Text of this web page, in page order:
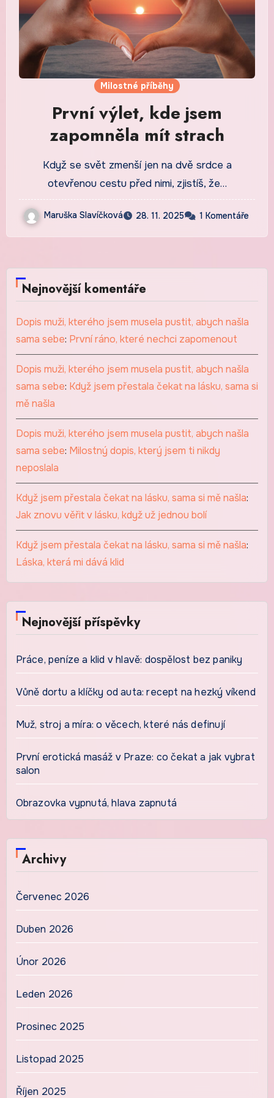
Milostné příběhy
První výlet, kde jsem
zapomněla mít strach
Když se svět zmenší jen na dvě srdce a
otevřenou cestu před nimi, zjistíš, že…
Maruška Slavíčková 28. 11. 2025 1 Komentáře
Nejnovější komentáře
Dopis muži, kterého jsem musela pustit, abych našla
sama sebe: První ráno, které nechci zapomenout
Dopis muži, kterého jsem musela pustit, abych našla
sama sebe: Když jsem přestala čekat na lásku, sama si
mě našla
Dopis muži, kterého jsem musela pustit, abych našla
sama sebe: Milostný dopis, který jsem ti nikdy
neposlala
Když jsem přestala čekat na lásku, sama si mě našla:
Jak znovu věřit v lásku, když už jednou bolí
Když jsem přestala čekat na lásku, sama si mě našla:
Láska, která mi dává klid
Nejnovější příspěvky
Práce, peníze a klid v hlavě: dospělost bez paniky
Vůně dortu a klíčky od auta: recept na hezký víkend
Muž, stroj a míra: o věcech, které nás definují
První erotická masáž v Praze: co čekat a jak vybrat
salon
Obrazovka vypnutá, hlava zapnutá
Archivy
Červenec 2026
Duben 2026
Únor 2026
Leden 2026
Prosinec 2025
Listopad 2025
Říjen 2025